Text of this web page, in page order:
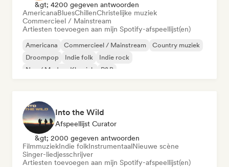
&gt; 4200 gegeven antwoorden
AmericanaBluesChillenChristelijke muziek
Commercieel / Mainstream
Artiesten toevoegen aan mijn Spotify-afspeellijst(en)
Americana Commercieel / Mainstream
Country muziek
Droompop
Indie folk
Indie rock
Neo / Modern Klassiek
R&B
Into the Wild
Afspeellijst Curator
&gt; 2000 gegeven antwoorden
FilmmuziekIndie folkInstrumentaalNieuwe scène
Singer-liedjesschrijver
Artiesten toevoegen aan mijn Spotify-afspeellijst(en)